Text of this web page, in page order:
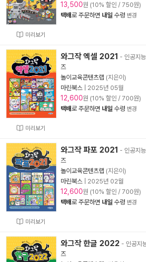
미리보기
13,500원 (10% 할인 / 750원)
택배로 주문하면 내일 수령 변경
미리보기
와그작 엑셀 2021 - 인공지
즈
놀이교육콘텐츠랩 (지은이)
마린북스
2025년 05월
12,600원 (10% 할인 / 700원)
택배로 주문하면 내일 수령 변경
미리보기
와그작 파포 2021 - 인공지
즈
놀이교육콘텐츠랩 (지은이)
마린북스
2025년 02월
12,600원 (10% 할인 / 700원)
택배로 주문하면 내일 수령 변경
와그작 한글 2022 - 인공지
즈